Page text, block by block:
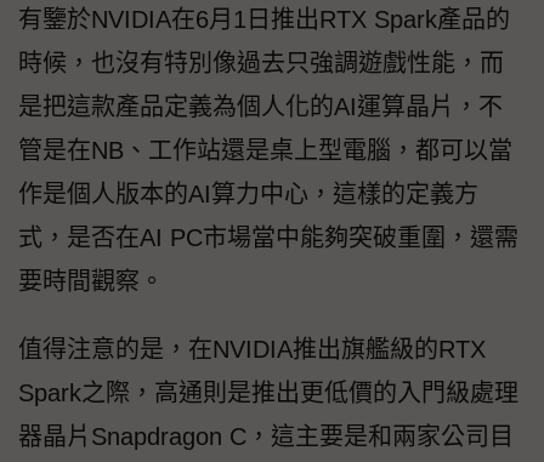
有鑒於NVIDIA在6月1日推出RTX Spark產品的
時候，也沒有特別像過去只強調遊戲性能，而
是把這款產品定義為個人化的AI運算晶片，不
管是在NB、工作站還是桌上型電腦，都可以當
作是個人版本的AI算力中心，這樣的定義方
式，是否在AI PC市場當中能夠突破重圍，還需
要時間觀察。
值得注意的是，在NVIDIA推出旗艦級的RTX
Spark之際，高通則是推出更低價的入門級處理
器晶片Snapdragon C，這主要是和兩家公司目